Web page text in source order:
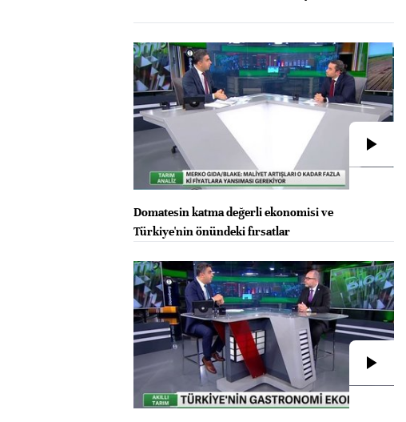
Domatesin katma değerli ekonomisi ve
Türkiye'nin önündeki fırsatlar